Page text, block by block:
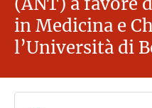
in Medicina e
l’Università di